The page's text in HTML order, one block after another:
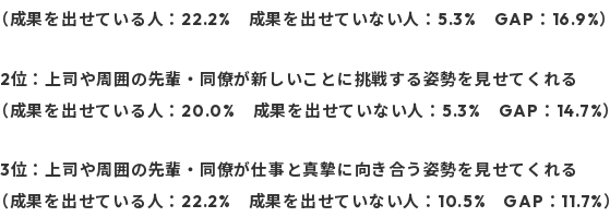
（成果を出せている人：22.2% 成果を出せていない人：5.3% GAP：16.9%）
2位：上司や周囲の先輩・同僚が新しいことに挑戦する姿勢を見せてくれる
（成果を出せている人：20.0% 成果を出せていない人：5.3% GAP：14.7%）
3位：上司や周囲の先輩・同僚が仕事と真摯に向き合う姿勢を見せてくれる
（成果を出せている人：22.2% 成果を出せていない人：10.5% GAP：11.7%）